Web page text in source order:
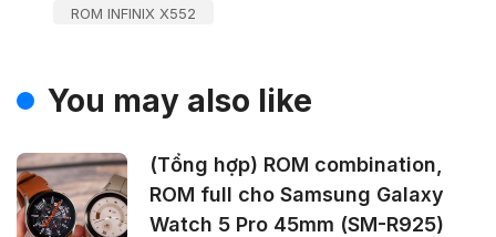
ROM INFINIX X552
You may also like
(Tổng hợp) ROM combination,
ROM full cho Samsung Galaxy
Watch 5 Pro 45mm (SM-R925)